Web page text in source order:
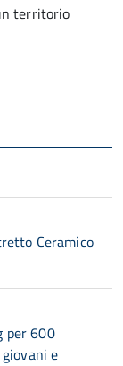
territorio
Ceramico
per 600
e